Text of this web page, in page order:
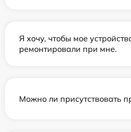
Я хочу, чтобы мое
ремонтировали при мне.
Можно ли присутствовать